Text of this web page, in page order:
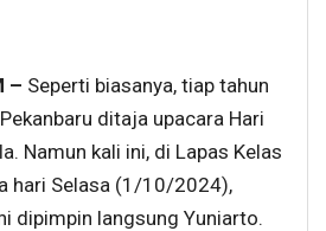
– Seperti biasanya, tiap tahun
ditaja upacara Hari
Namun kali ini, di Lapas Kelas
hari Selasa (1/10/2024),
dipimpin langsung Yuniarto.